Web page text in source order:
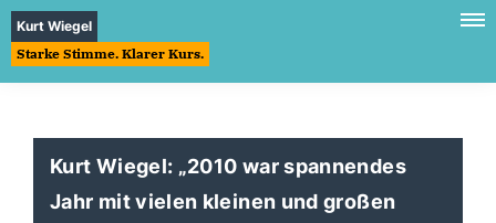
Kurt Wiegel
Starke Stimme. Klarer Kurs.
Kurt Wiegel: „2010 war spannendes
Jahr mit vielen kleinen und großen